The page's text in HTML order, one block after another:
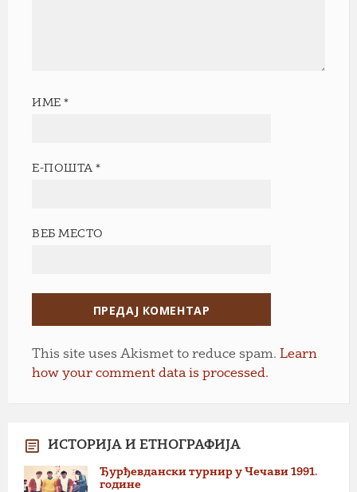
ИМЕ*
Е-ПОШТА*
ВЕБ МЕСТО
This site uses Akismet to reduce spam. Learn
how your comment data is processed.
ИСТОРИЈА И ЕТНОГРАФИЈА
Ђурђевдански турнир у Чечави 1991.
године